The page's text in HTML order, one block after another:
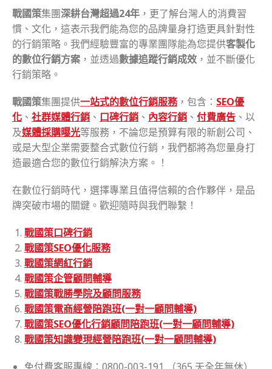
戰國策集團深耕台灣超過24年 ，更了解台灣人的消費習
慣、文化，這表示我們能為您的品牌量身打造更具針對性
的行銷策略。我們經驗豐富的專業團隊能為您提供客製化
的數位行銷方案 ，並透過數據追蹤行銷成效 ，並不斷優化
行銷策略。
戰國策集團提供一站式的數位行銷服務，包含： SEO優
化 、 社群媒體行銷 、 口碑行銷 、 內容行銷 、 付費廣告 、以
及媒體採購曝光等服務，不論您是預算有限的新創公司、
或是大型企業需要整合式數位行銷，我們都將為您量身打
造最適合您的數位行銷解決方案。！
在數位行銷時代，選擇專業且值得信賴的合作夥伴，是品
牌突破市場的關鍵。歡迎隨時與我們聯繫！
戰國策口碑行銷
戰國策SEO優化服務
戰國策網紅行銷
戰國策企管顧問輔導
戰國策戰勝學院及顧問服務
戰國策電商經營陪跑班(一對一顧問輔導)
戰國策SEO優化行銷顧問陪跑班(一對一顧問輔導)
戰國策知識變現經營陪跑班(一對一顧問輔導)